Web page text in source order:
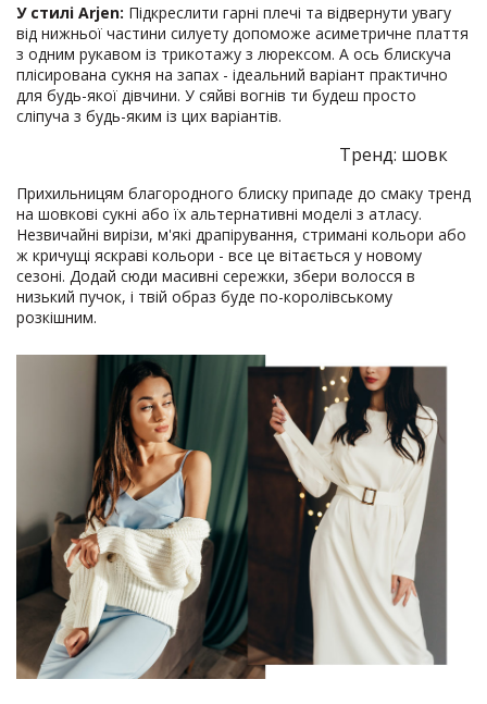
У стилі Arjen: Підкреслити гарні плечі та відвернути увагу
від нижньої частини силуету допоможе асиметричне плаття
з одним рукавом із трикотажу з люрексом. А ось блискуча
плісирована сукня на запах - ідеальний варіант практично
для будь-якої дівчини. У сяйві вогнів ти будеш просто
сліпуча з будь-яким із цих варіантів.
Тренд: шовк
Прихильницям благородного блиску припаде до смаку тренд
на шовкові сукні або їх альтернативні моделі з атласу.
Незвичайні вирізи, м'які драпірування, стримані кольори або
ж кричущі яскраві кольори - все це вітається у новому
сезоні. Додай сюди масивні сережки, збери волосся в
низький пучок, і твій образ буде по-королівському
розкішним.